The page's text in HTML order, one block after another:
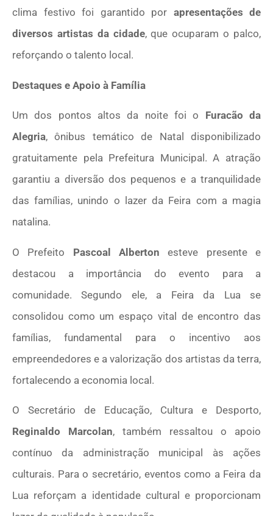
clima festivo foi garantido por apresentações de
diversos artistas da cidade, que ocuparam o palco,
reforçando o talento local.
Destaques e Apoio à Família
Um dos pontos altos da noite foi o Furacão da
Alegria, ônibus temático de Natal disponibilizado
gratuitamente pela Prefeitura Municipal. A atração
garantiu a diversão dos pequenos e a tranquilidade
das famílias, unindo o lazer da Feira com a magia
natalina.
O Prefeito Pascoal Alberton esteve presente e
destacou a importância do evento para a
comunidade. Segundo ele, a Feira da Lua se
consolidou como um espaço vital de encontro das
famílias, fundamental para o incentivo aos
empreendedores e a valorização dos artistas da terra,
fortalecendo a economia local.
O Secretário de Educação, Cultura e Desporto,
Reginaldo Marcolan, também ressaltou o apoio
contínuo da administração municipal às ações
culturais. Para o secretário, eventos como a Feira da
Lua reforçam a identidade cultural e proporcionam